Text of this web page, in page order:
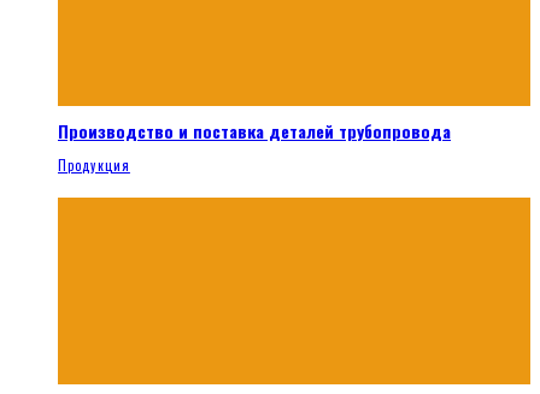
Производство и поставка деталей трубопровода
Продукция